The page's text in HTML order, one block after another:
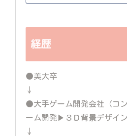
経歴
●美大卒
↓
●大手ゲーム開発会社（コ
ーム開発▶３Ｄ背景デザイン
↓